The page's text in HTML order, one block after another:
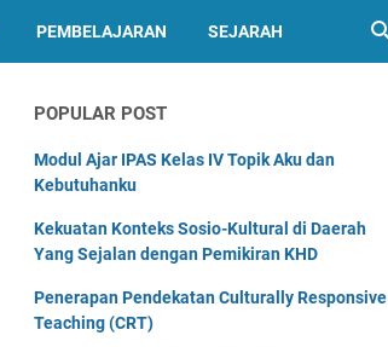
PEMBELAJARAN SEJARAH
POPULAR POST
Modul Ajar IPAS Kelas IV Topik Aku dan
Kebutuhanku
Kekuatan Konteks Sosio-Kultural di Daerah
Yang Sejalan dengan Pemikiran KHD
Penerapan Pendekatan Culturally Responsive
Teaching (CRT)